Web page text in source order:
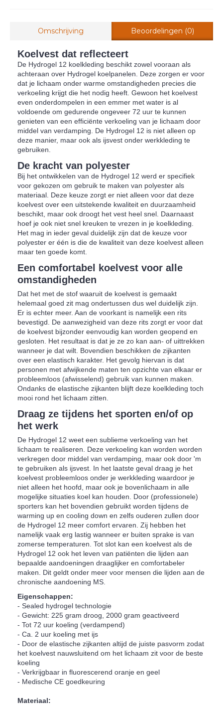
Omschrijving Beoordelingen (0)
Koelvest dat reflecteert
De Hydrogel 12 koelkleding beschikt zowel vooraan als
achteraan over Hydrogel koelpanelen. Deze zorgen er voor
dat je lichaam onder warme omstandigheden precies die
verkoeling krijgt die het nodig heeft. Gewoon het koelvest
even onderdompelen in een emmer met water is al
voldoende om gedurende ongeveer 72 uur te kunnen
genieten van een efficiënte verkoeling van je lichaam door
middel van verdamping. De Hydrogel 12 is niet alleen op
deze manier, maar ook als ijsvest onder werkkleding te
gebruiken.
De kracht van polyester
Bij het ontwikkelen van de Hydrogel 12 werd er specifiek
voor gekozen om gebruik te maken van polyester als
materiaal. Deze keuze zorgt er niet alleen voor dat deze
koelvest over een uitstekende kwaliteit en duurzaamheid
beschikt, maar ook droogt het vest heel snel. Daarnaast
hoef je ook niet snel kreuken te vrezen in je koelkleding.
Het mag in ieder geval duidelijk zijn dat de keuze voor
polyester er één is die de kwaliteit van deze koelvest alleen
maar ten goede komt.
Een comfortabel koelvest voor alle
omstandigheden
Dat het met de stof waaruit de koelvest is gemaakt
helemaal goed zit mag ondertussen dus wel duidelijk zijn.
Er is echter meer. Aan de voorkant is namelijk een rits
bevestigd. De aanwezigheid van deze rits zorgt er voor dat
de koelvest bijzonder eenvoudig kan worden geopend en
gesloten. Het resultaat is dat je ze zo kan aan- of uittrekken
wanneer je dat wilt. Bovendien beschikken de zijkanten
over een elastisch karakter. Het gevolg hiervan is dat
personen met afwijkende maten ten opzichte van elkaar er
probleemloos (afwisselend) gebruik van kunnen maken.
Ondanks de elastische zijkanten blijft deze koelkleding toch
mooi rond het lichaam zitten.
Draag ze tijdens het sporten en/of op
het werk
De Hydrogel 12 weet een sublieme verkoeling van het
lichaam te realiseren. Deze verkoeling kan worden worden
verkregen door middel van verdamping, maar ook door 'm
te gebruiken als ijsvest. In het laatste geval draag je het
koelvest probleemloos onder je werkkleding waardoor je
niet alleen het hoofd, maar ook je bovenlichaam in alle
mogelijke situaties koel kan houden. Door (professionele)
sporters kan het bovendien gebruikt worden tijdens de
warming up en cooling down en zelfs ouderen zullen door
de Hydrogel 12 meer comfort ervaren. Zij hebben het
namelijk vaak erg lastig wanneer er buiten sprake is van
zomerse temperaturen. Tot slot kan een koelvest als de
Hydrogel 12 ook het leven van patiënten die lijden aan
bepaalde aandoeningen draaglijker en comfortabeler
maken. Dit geldt onder meer voor mensen die lijden aan de
chronische aandoening MS.
Eigenschappen:
- Sealed hydrogel technologie
- Gewicht: 225 gram droog, 2000 gram geactiveerd
- Tot 72 uur koeling (verdampend)
- Ca. 2 uur koeling met ijs
- Door de elastische zijkanten altijd de juiste pasvorm zodat
het koelvest nauwsluitend om het lichaam zit voor de beste
koeling
- Verkrijgbaar in fluorescerend oranje en geel
- Medische CE goedkeuring
Materiaal: